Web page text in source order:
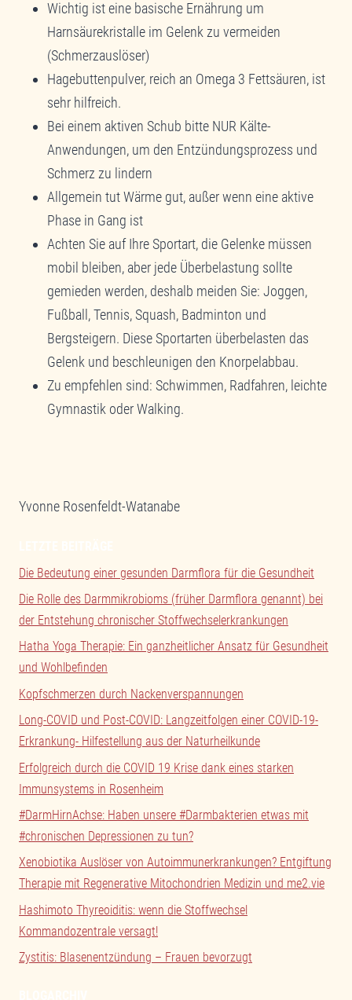
Wichtig ist eine basische Ernährung um
Harnsäurekristalle im Gelenk zu vermeiden
(Schmerzauslöser)
Hagebuttenpulver, reich an Omega 3 Fettsäuren, ist
sehr hilfreich.
Bei einem aktiven Schub bitte NUR Kälte-
Anwendungen, um den Entzündungsprozess und
Schmerz zu lindern
Allgemein tut Wärme gut, außer wenn eine aktive
Phase in Gang ist
Achten Sie auf Ihre Sportart, die Gelenke müssen
mobil bleiben, aber jede Überbelastung sollte
gemieden werden, deshalb meiden Sie: Joggen,
Fußball, Tennis, Squash, Badminton und
Bergsteigern. Diese Sportarten überbelasten das
Gelenk und beschleunigen den Knorpelabbau.
Zu empfehlen sind: Schwimmen, Radfahren, leichte
Gymnastik oder Walking.
Yvonne Rosenfeldt-Watanabe
Die Bedeutung einer gesunden Darmflora für die Gesundheit
Die Rolle des Darmmikrobioms (früher Darmflora genannt) bei
der Entstehung chronischer Stoffwechselerkrankungen
Hatha Yoga Therapie: Ein ganzheitlicher Ansatz für Gesundheit
und Wohlbefinden
Kopfschmerzen durch Nackenverspannungen
Long-COVID und Post-COVID: Langzeitfolgen einer COVID-19-
Erkrankung- Hilfestellung aus der Naturheilkunde
Erfolgreich durch die COVID 19 Krise dank eines starken
Immunsystems in Rosenheim
#DarmHirnAchse: Haben unsere #Darmbakterien etwas mit
#chronischen Depressionen zu tun?
Xenobiotika Auslöser von Autoimmunerkrankungen? Entgiftung
Therapie mit Regenerative Mitochondrien Medizin und me2.vie
Hashimoto Thyreoiditis: wenn die Stoffwechsel
Kommandozentrale versagt!
Zystitis: Blasenentzündung – Frauen bevorzugt